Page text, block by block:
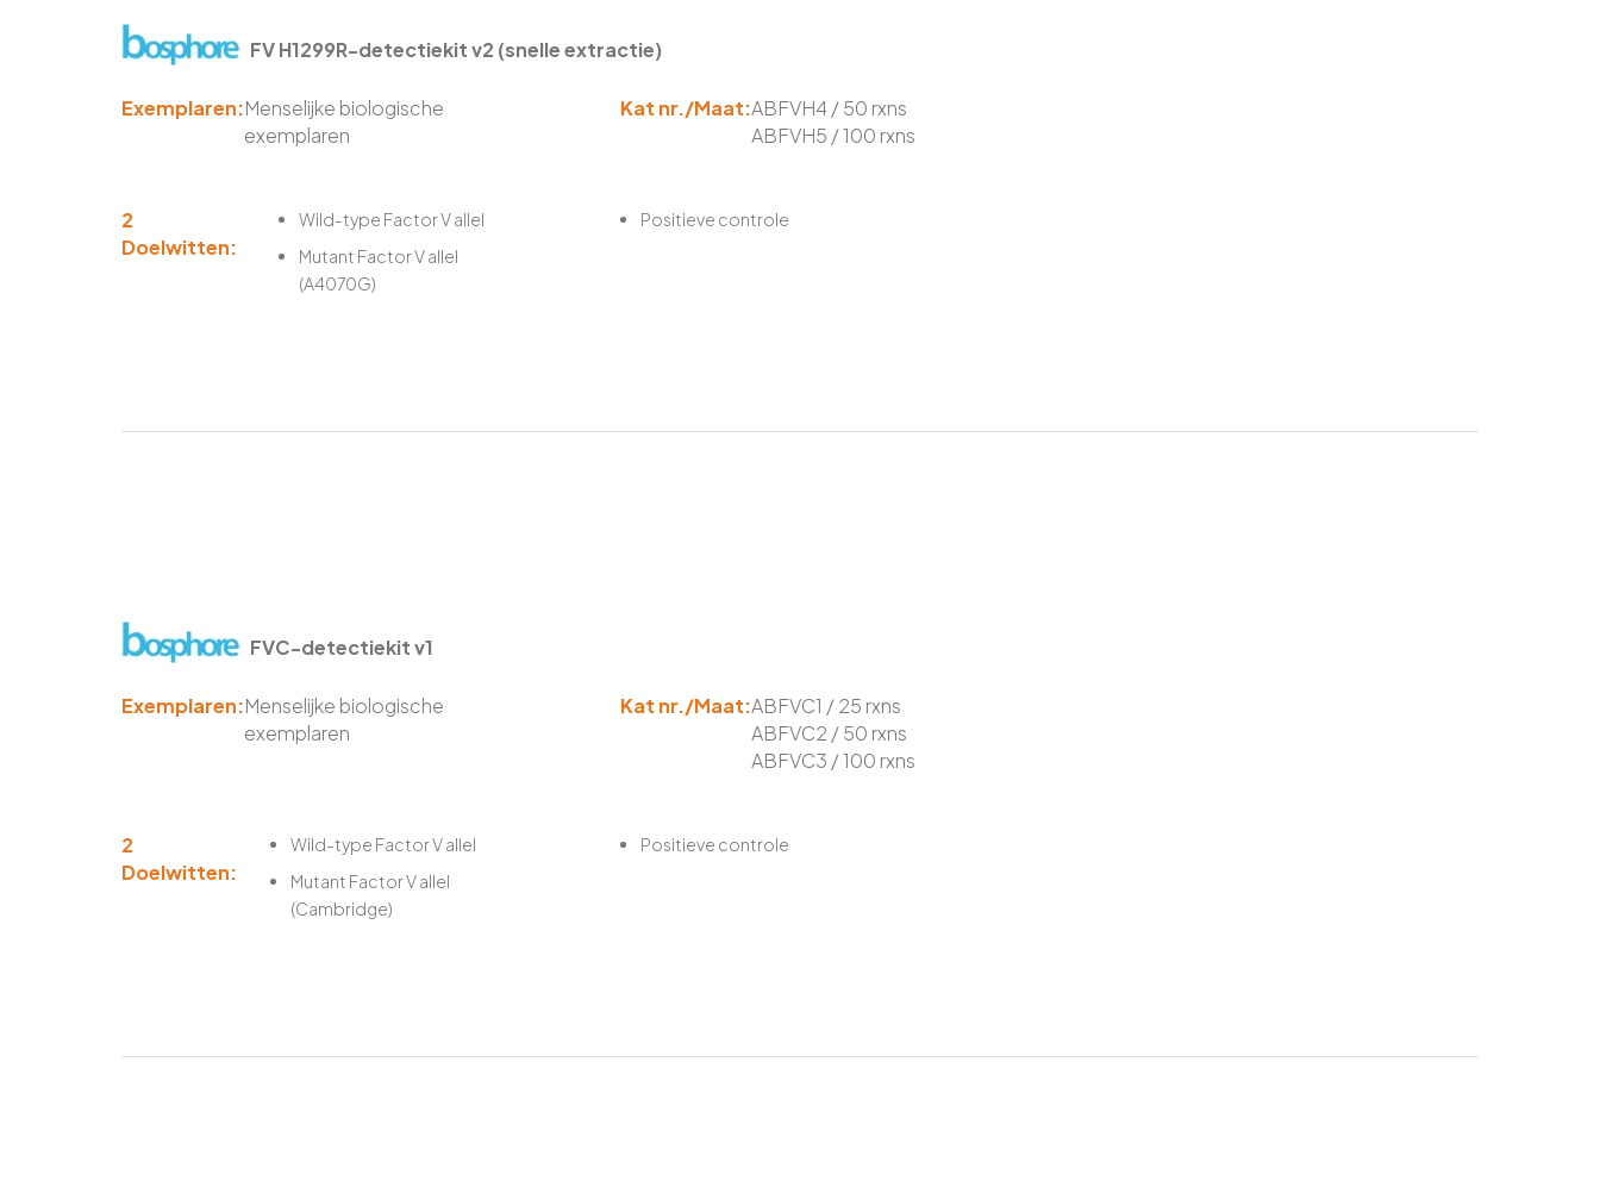
FV H1299R-detectiekit v2 (snelle extractie)
Exemplaren:Menselijke biologische
exemplaren
Kat nr./Maat:ABFVH4 / 50 rxns
ABFVH5 / 100 rxns
2
Doelwitten:
Wild-type Factor V allel
Mutant Factor V allel
(A4070G)
Positieve controle
FVC-detectiekit v1
Exemplaren:Menselijke biologische
exemplaren
Kat nr./Maat:ABFVC1 / 25 rxns
ABFVC2 / 50 rxns
ABFVC3 / 100 rxns
2
Doelwitten:
Wild-type Factor V allel
Mutant Factor V allel
(Cambridge)
Positieve controle